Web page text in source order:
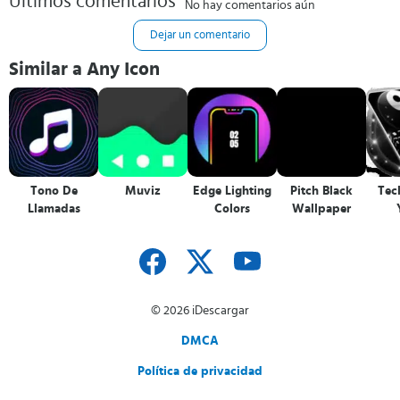
No hay comentarios aún
Dejar un comentario
Similar a Any Icon
Tono De
Llamadas
Muviz
Edge Lighting
Colors
Pitch Black
Wallpaper
© 2026 iDescargar
DMCA
Política de privacidad